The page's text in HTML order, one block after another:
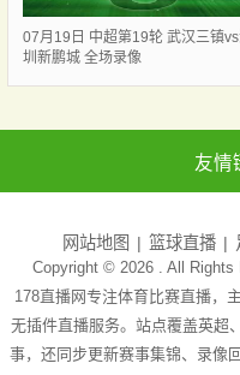
07月19日 中超第19轮 武汉三镇
圳新鹏城 全场录像
友情
网站地图 篮球直播
Copyright © 2026 . All Rights
178直播网专注体育比赛直播，
无插件直播服务。站点覆盖英超
事，还同步更新赛事集锦、录像